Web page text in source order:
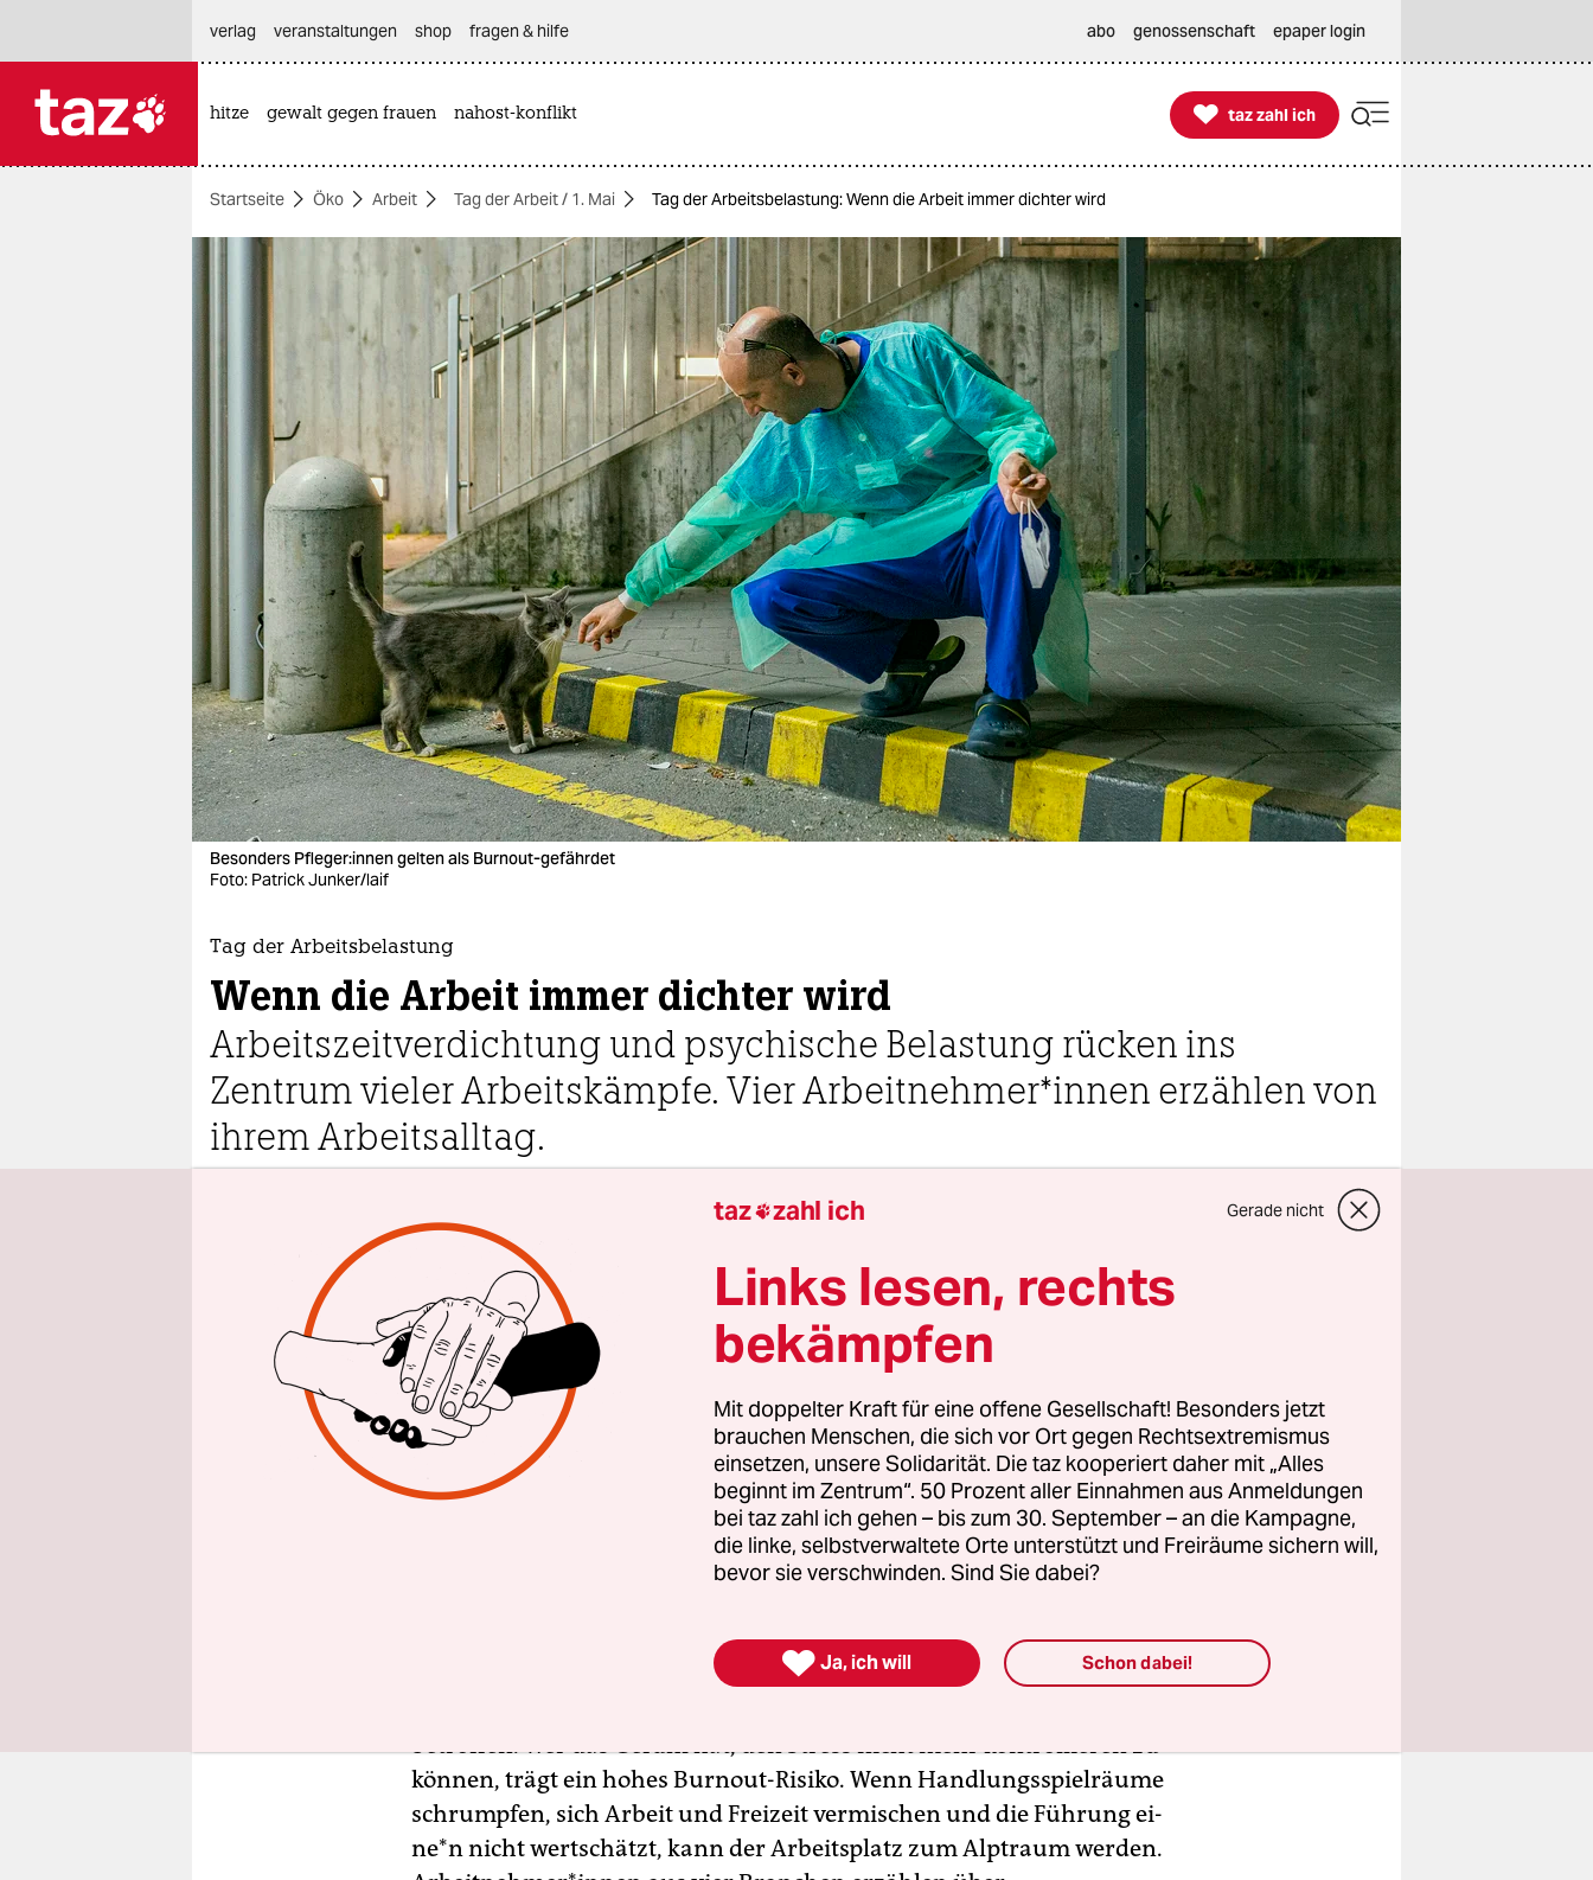
themen
gesellschaft
kultur
sport
berlin
nord
wahrheit
verlag
verlag
veranstaltungen
shop
fragen & hilfe
abo
verlag
veranstaltungen shop fragen & hilfe abo genossenschaft epaper login
hitze gewalt gegen frauen nahost-konflikt 
taz zahl ich
taz zahl ich
Startseite Öko Arbeit Tag der Arbeit / 1. Mai Tag der Arbeitsbelastung: Wenn die Arbeit immer dichter wird
Besonders Pfle­ge­r:in­nen gelten als Burnout-gefährdet
Foto: Patrick Junker/laif
Tag der Arbeitsbelastung
Wenn die Arbeit immer dichter wird
Arbeitszeitverdichtung und psychische Belastung rücken ins
Zentrum vieler Arbeitskämpfe. Vier Ar­beit­neh­me­r*in­nen erzählen von
ihrem Arbeitsalltag.
Von Adefunmi Olanigan,Jasmin Kalarickal undCarlo Mariani
Arbeitszeitverdichtung und psychische Belastung rücken
aktuell ins Zentrum vieler Arbeitskämpfe. Lehrer*innen,
Erzieher*innen, Pflegekräfte, Bus­fah­re­r*in­nen – sie klagen
über die hohe Arbeitsbelastung und gehen dafür auch auf die
Straße. Geld allein ist nicht die Lösung. In diversen Streiks kämpfen sie
für bessere Arbeitsbedingungen. Wächst der Psychostress in der
kommt auf die Branche an
, weiß die Wissenschaft. Vor allem
betroffen. Wer das Gefühl hat, den Stress nicht mehr kontrollieren zu
können, trägt ein hohes Burnout-Risiko. Wenn Handlungsspielräume
schrumpfen, sich Arbeit und Freizeit vermischen und die Führung ei­
ne*n nicht wertschätzt, kann der Arbeitsplatz zum Alptraum werden.
taz zahl ich Gerade nicht
Links lesen, rechts
bekämpfen
Mit doppelter Kraft für eine offene Gesellschaft! Besonders jetzt
brauchen Menschen, die sich vor Ort gegen Rechtsextremismus
einsetzen, unsere Solidarität. Die taz kooperiert daher mit „Alles
beginnt im Zentrum“. 50 Prozent aller Einnahmen aus Anmeldungen
bei taz zahl ich gehen – bis zum 30. September – an die Kampagne,
die linke, selbstverwaltete Orte unterstützt und Freiräume sichern will,
bevor sie verschwinden. Sind Sie dabei?
 Ja, ich will Schon dabei!